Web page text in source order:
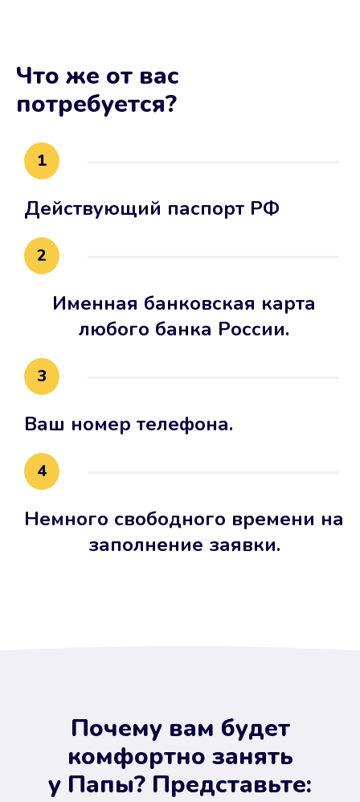
Что же от вас
потребуется?
1
Действующий паспорт РФ
2
Именная банковская карта
любого банка России.
3
Ваш номер телефона.
4
Немного свободного времени на
заполнение заявки.
Почему вам будет
комфортно занять
у Папы? Представьте: